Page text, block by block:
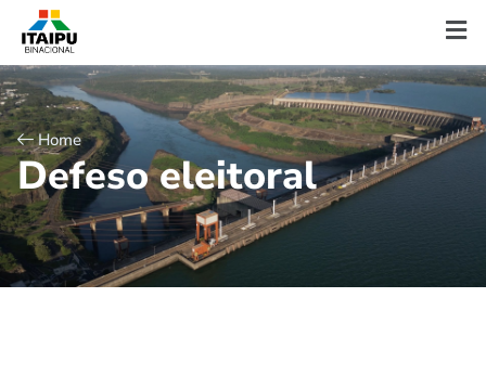
Home
Defeso eleitoral